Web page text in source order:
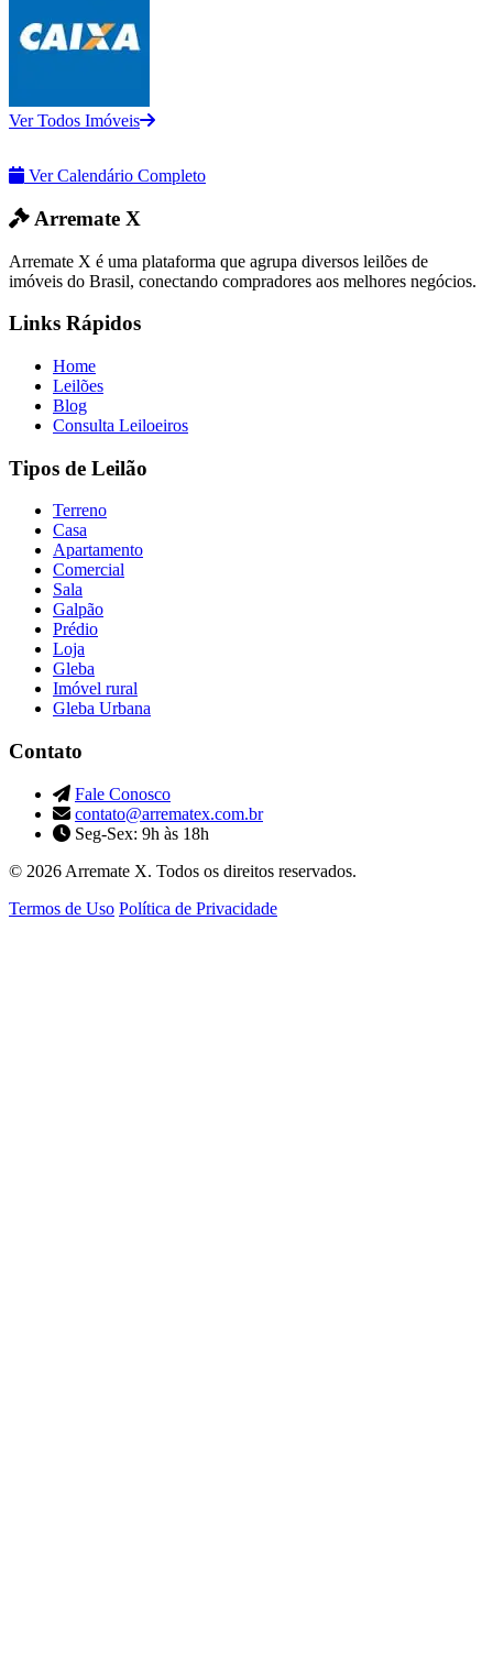
Ver Todos Imóveis
Ver Calendário Completo
Arremate X
Arremate X é uma plataforma que agrupa diversos leilões de
imóveis do Brasil, conectando compradores aos melhores negócios.
Links Rápidos
Home
Leilões
Blog
Consulta Leiloeiros
Tipos de Leilão
Terreno
Casa
Apartamento
Comercial
Sala
Galpão
Prédio
Loja
Gleba
Imóvel rural
Gleba Urbana
Contato
Fale Conosco
contato@arrematex.com.br
Seg-Sex: 9h às 18h
© 2026 Arremate X. Todos os direitos reservados.
Termos de Uso Política de Privacidade